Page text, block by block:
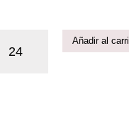
Añadir al